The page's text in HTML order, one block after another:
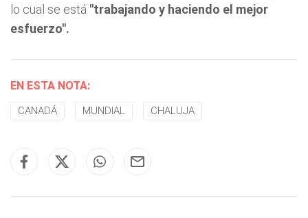
lo cual se está "trabajando y haciendo el mejor
esfuerzo".
EN ESTA NOTA:
CANADÁ MUNDIAL CHALUJA